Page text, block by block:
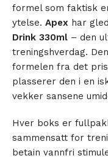
formel som faktisk
ytelse. Apex har
Drink 330ml – den
treningshverdag.
formelen fra det
plasserer den i en
vekker sansene
Hver boks er
sammensatt for
betain vannfri